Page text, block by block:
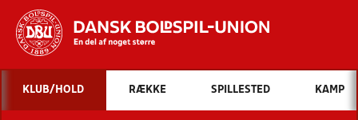
Hvad vil du søge efter?
INDHOLD OG NYHEDER
KLUB/HOLD RÆKKE SPILLESTED KAMP